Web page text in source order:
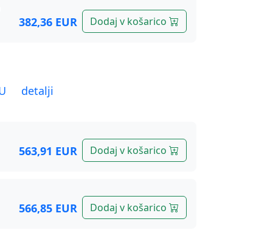
382,36 EUR Dodaj v košarico
563,91 EUR Dodaj v košarico
566,85 EUR Dodaj v košarico